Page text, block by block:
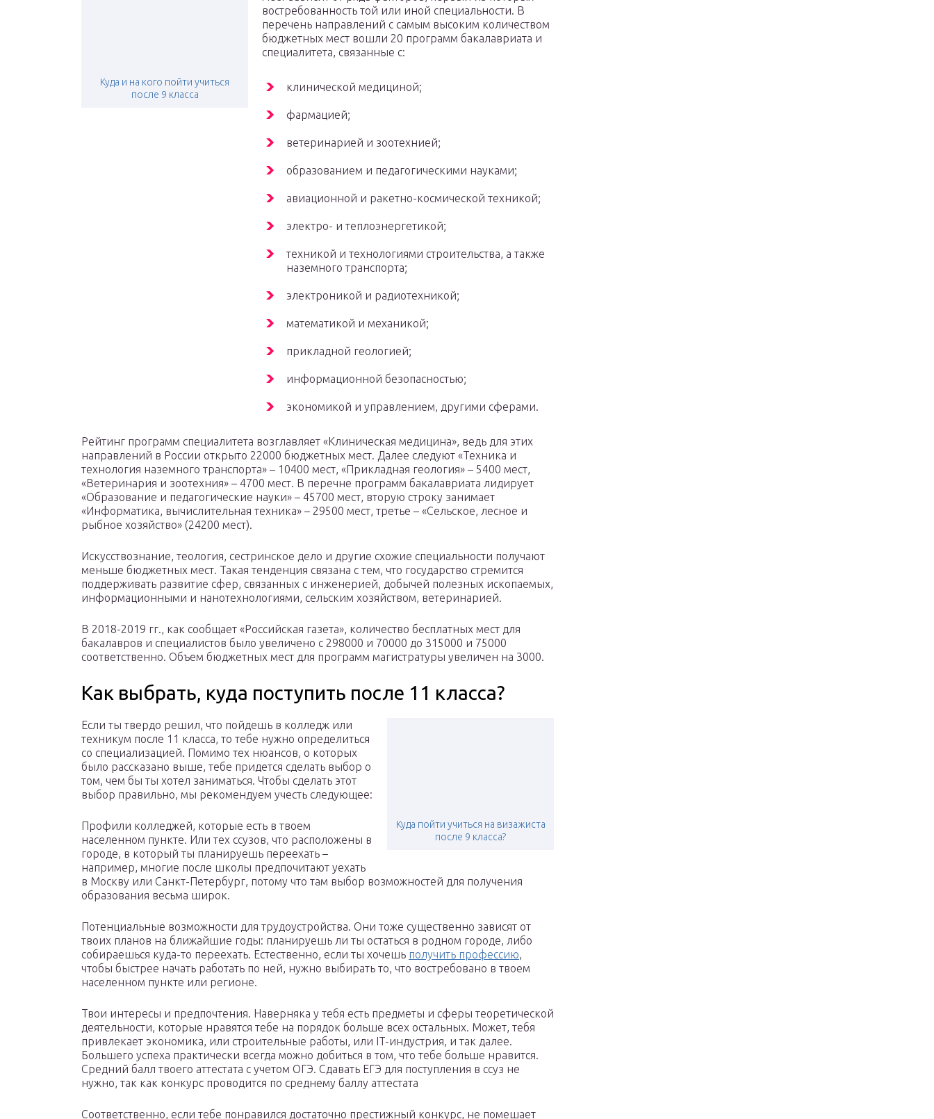
Куда и на кого пойти учиться
после 9 класса
востребованность той или иной специальности. В
перечень направлений с самым высоким количеством
бюджетных мест вошли 20 программ бакалавриата и
специалитета, связанные с:
клинической медициной;
фармацией;
ветеринарией и зоотехнией;
образованием и педагогическими науками;
авиационной и ракетно-космической техникой;
электро- и теплоэнергетикой;
техникой и технологиями строительства, а также
наземного транспорта;
электроникой и радиотехникой;
математикой и механикой;
прикладной геологией;
информационной безопасностью;
экономикой и управлением, другими сферами.
Рейтинг программ специалитета возглавляет «Клиническая медицина», ведь для этих
направлений в России открыто 22000 бюджетных мест. Далее следуют «Техника и
технология наземного транспорта» – 10400 мест, «Прикладная геология» – 5400 мест,
«Ветеринария и зоотехния» – 4700 мест. В перечне программ бакалавриата лидирует
«Образование и педагогические науки» – 45700 мест, вторую строку занимает
«Информатика, вычислительная техника» – 29500 мест, третье – «Сельское, лесное и
рыбное хозяйство» (24200 мест).
Искусствознание, теология, сестринское дело и другие схожие специальности получают
меньше бюджетных мест. Такая тенденция связана с тем, что государство стремится
поддерживать развитие сфер, связанных с инженерией, добычей полезных ископаемых,
информационными и нанотехнологиями, сельским хозяйством, ветеринарией.
В 2018-2019 гг., как сообщает «Российская газета», количество бесплатных мест для
бакалавров и специалистов было увеличено с 298000 и 70000 до 315000 и 75000
соответственно. Объем бюджетных мест для программ магистратуры увеличен на 3000.
Как выбрать, куда поступить после 11 класса?
Куда пойти учиться на визажиста
после 9 класса?
Если ты твердо решил, что пойдешь в колледж или
техникум после 11 класса, то тебе нужно определиться
со специализацией. Помимо тех нюансов, о которых
было рассказано выше, тебе придется сделать выбор о
том, чем бы ты хотел заниматься. Чтобы сделать этот
выбор правильно, мы рекомендуем учесть следующее:
Профили колледжей, которые есть в твоем
населенном пункте. Или тех ссузов, что расположены в
городе, в который ты планируешь переехать –
например, многие после школы предпочитают уехать
в Москву или Санкт-Петербург, потому что там выбор возможностей для получения
образования весьма широк.
Потенциальные возможности для трудоустройства. Они тоже существенно зависят от
твоих планов на ближайшие годы: планируешь ли ты остаться в родном городе, либо
собираешься куда-то переехать. Естественно, если ты хочешь получить профессию,
чтобы быстрее начать работать по ней, нужно выбирать то, что востребовано в твоем
населенном пункте или регионе.
Твои интересы и предпочтения. Наверняка у тебя есть предметы и сферы теоретической
деятельности, которые нравятся тебе на порядок больше всех остальных. Может, тебя
привлекает экономика, или строительные работы, или IT-индустрия, и так далее.
Большего успеха практически всегда можно добиться в том, что тебе больше нравится.
Средний балл твоего аттестата с учетом ОГЭ. Сдавать ЕГЭ для поступления в ссуз не
нужно, так как конкурс проводится по среднему баллу аттестата
Соответственно, если тебе понравился достаточно престижный конкурс, не помешает